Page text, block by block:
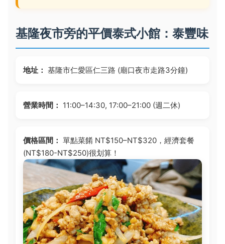
基隆夜市旁的平價泰式小館：泰豐味
地址： 基隆市仁愛區仁三路 (廟口夜市走路3分鐘)
營業時間： 11:00–14:30, 17:00–21:00 (週二休)
價格區間： 單點菜餚 NT$150–NT$320，經濟套餐
(NT$180-NT$250)很划算！